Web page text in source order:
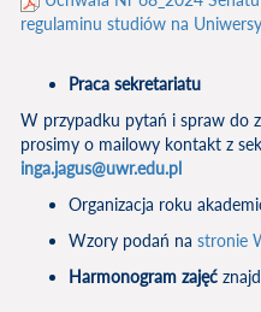
regulaminu studiów na
Praca sekretariatu
W przypadku pytań i spraw do
prosimy o mailowy kontakt z
inga.jagus@uwr.edu.pl
Organizacja roku
Wzory podań na stronie
Harmonogram zajęć